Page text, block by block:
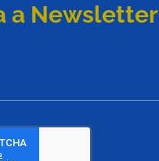
a Newsletter